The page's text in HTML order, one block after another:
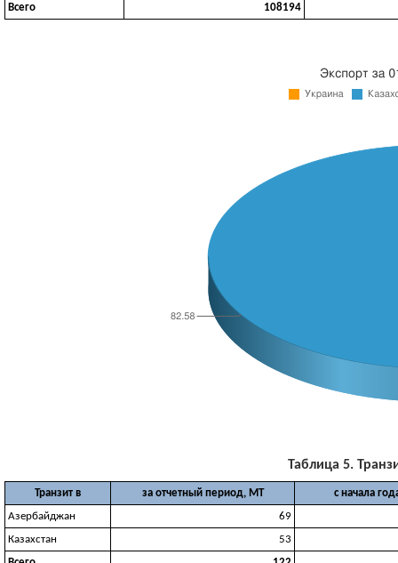
Всего
108194
Таблица 5.
Транзит в за отчетный период, МТ
с начала
Азербайджан
69
Казахстан
53